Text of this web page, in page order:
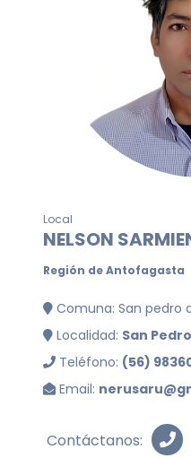
Local
NELSON
Región de Antofagasta
Comuna: San pedro
Localidad: San
Teléfono: (56)
Email:
Contáctanos: